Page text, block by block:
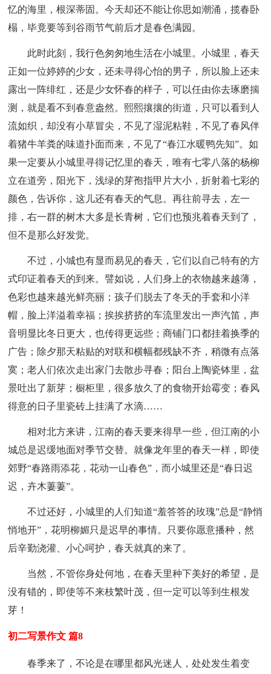
忆的海里，根深蒂固。今天却还不能让你思如潮涌，揽春卧
榻，毕竟要等到谷雨节气前后才是春色满园。
此时此刻，我行色匆匆地生活在小城里。小城里，春天
正如一位婷婷的少女，还未寻得心怡的男子，所以脸上还未
露出一阵绯红，还是少女怀春的样子，可以任由你去琢磨揣
测，就是看不到春意盎然。熙熙攘攘的街道，只可以看到人
流如织，却没有小草冒尖，不见了湿泥粘鞋，不见了春风伴
着猪牛羊粪的味道扑面而来，不见了“春江水暖鸭先知”。如
果一定要从小城里寻得记忆里的春天，唯有七零八落的杨柳
立在道旁，阳光下，浅绿的芽孢指甲片大小，折射着七彩的
颜色，告诉你，这儿还有春天的气息。再往前寻去，左一
排，右一群的树木大多是长青树，它们也预兆着春天到了，
但不是那么好发觉。
不过，小城也有显而易见的春天，它们以自己特有的方
式印证着春天的到来。譬如说，人们身上的衣物越来越薄，
色彩也越来越光鲜亮丽；孩子们脱去了冬天的手套和小洋
帽，脸上洋溢着幸福；挨挨挤挤的车流里发出一声汽笛，声
音明显比冬日更大，也传得更远些；商铺门口都挂着换季的
广告；除夕那天粘贴的对联和横幅都残缺不齐，稍微有点落
寞；老人们依次走出家门去散步寻春；阳台上陶瓷钵里，盆
景吐出了新芽；橱柜里，很多放久了的食物开始霉变；春风
得意的日子里瓷砖上挂满了水滴……
相对北方来讲，江南的春天要来得早一些，但江南的小
城总是迟缓地面对季节交替。就像龙年里的春天一样，即使
郊野“春路雨添花，花动一山春色”，而小城里还是“春日迟
迟，卉木萋萋”。
不过还好，小城里的人们知道“羞答答的玫瑰”总是“静悄
悄地开”，花明柳媚只是迟早的事情。只要你愿意播种，然
后辛勤浇灌、小心呵护，春天就真的来了。
当然，不管你身处何地，在春天里种下美好的希望，是
没有错的，即使等不来枝繁叶茂，但一定可以等到生根发
芽！
初二写景作文 篇8
春季来了，不论是在哪里都风光迷人，处处发生着变